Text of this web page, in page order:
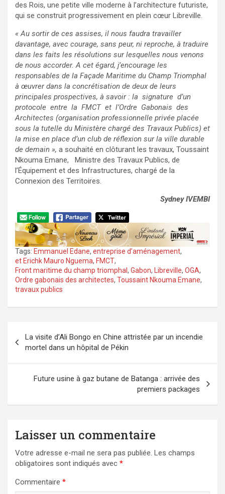
des Rois, une petite ville moderne à l’architecture futuriste,
qui se construit progressivement en plein cœur Libreville.
« Au sortir de ces assises, il nous faudra travailler
davantage, avec courage, sans peur, ni reproche, à traduire
dans les faits les résolutions sur lesquelles nous venons
de nous accorder. A cet égard, j’encourage les
responsables de la Façade Maritime du Champ Triomphal
à œuvrer dans la concrétisation de deux de leurs
principales prospectives, à savoir : la signature d’un
protocole entre la FMCT et l’Ordre Gabonais des
Architectes (organisation professionnelle privée placée
sous la tutelle du Ministère chargé des Travaux Publics) et
la mise en place d’un club de réflexion sur la ville durable
de demain », a souhaité en clôturant les travaux, Toussaint
Nkouma Emane, Ministre des Travaux Publics, de
l’Équipement et des Infrastructures, chargé de la
Connexion des Territoires.
Sydney IVEMBI
Tags: Emmanuel Edane, entreprise d’aménagement,
et Erichk Mauro Nguema, FMCT,
Front maritime du champ triomphal, Gabon, Libreville, OGA,
Ordre gabonais des architectes, Toussaint Nkouma Emane,
travaux publics
de
l’article
La visite d’Ali Bongo en Chine attristée par un incendie
mortel dans un hôpital de Pékin
Future usine à gaz butane de Batanga : arrivée des
premiers packages
Laisser un commentaire
Votre adresse e-mail ne sera pas publiée. Les champs
obligatoires sont indiqués avec *
Commentaire *